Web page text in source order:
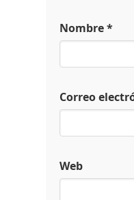
Nombre*
Correo
Web